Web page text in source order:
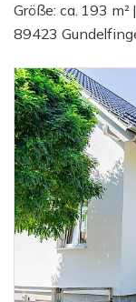
Größe: ca. 193 m²
89423